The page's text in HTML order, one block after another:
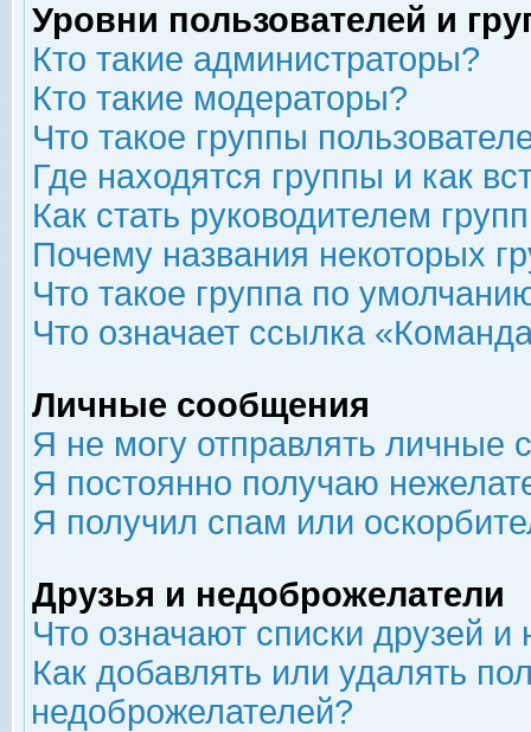
Уровни пользователей и
Кто такие администраторы?
Кто такие модераторы?
Что такое группы
Где находятся группы и как
Как стать руководителем
Почему названия некоторых
Что такое группа по
Что означает ссылка
Личные сообщения
Я не могу отправлять личные
Я постоянно получаю
Я получил спам или
Друзья и недоброжелатели
Что означают списки друзей
Как добавлять или удалять
недоброжелателей?